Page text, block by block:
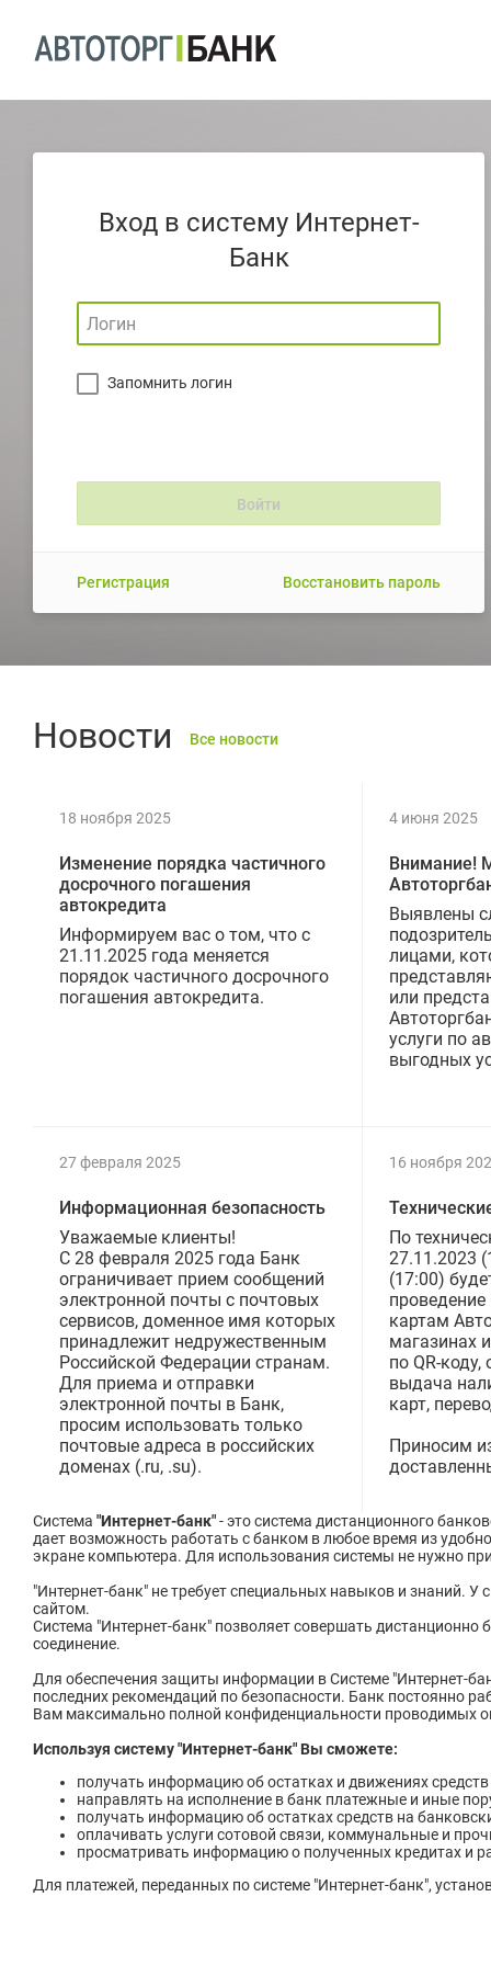
Вход в систему Интернет-
Банк
Запомнить логин
Регистрация Восстановить пароль
Новости Все новости
18 ноября 2025
Изменение порядка частичного
досрочного погашения
автокредита
Информируем вас о том, что с
21.11.2025 года меняется
порядок частичного досрочного
погашения автокредита.
4 июня 2025
Внимание!
Выявлены
лицами,
или
услуги по
выгодных
27 февраля 2025
Информационная безопасность
Уважаемые клиенты!
C 28 февраля 2025 года Банк
ограничивает прием сообщений
электронной почты с почтовых
сервисов, доменное имя которых
принадлежит недружественным
Российской Федерации странам.
Для приема и отправки
электронной почты в Банк,
просим использовать только
почтовые адреса в российских
доменах (.ru, .su).
16 ноября
По
27.11.2023
(17:00)
проведение
картам
магазинах
по QR-
выдача
карт,
Приносим
Система "Интернет-банк"- это система дистанционного
дает возможность работать с банком в любое время из
экране компьютера. Для использования системы не нужно
"Интернет-банк" не требует специальных навыков и знаний.
сайтом.
Система "Интернет-банк" позволяет совершать
соединение.
Для обеспечения защиты информации в Системе "Интернет-
последних рекомендаций по безопасности. Банк постоянно
Вам максимально полной конфиденциальности проводимых
Используя систему "Интернет-банк" Вы сможете:
получать информацию об остатках и движениях
направлять на исполнение в банк платежные и иные
получать информацию об остатках средств на
оплачивать услуги сотовой связи, коммунальные и
просматривать информацию о полученных кредитах и
Для платежей, переданных по системе "Интернет-банк",